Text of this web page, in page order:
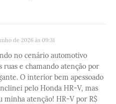
de 2026 às 09:31
no cenário automotivo
ruas e chamando atenção por
O interior bem apessoado
pelo Honda HR-V, mas
minha atenção! HR-V por R$